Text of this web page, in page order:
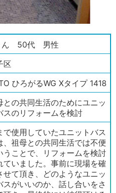
ん 50代 男性
区
ひろがるWG Xタイプ 1418
との共同生活のためにユニッ
スのリフォームを検討
で使用していたユニットバス
、祖母との共同生活では不便
うことで、リフォームを検討
ていました。事前に現場を確
せて頂き、どのようなユニッ
スがいいのか、話し合いをさ